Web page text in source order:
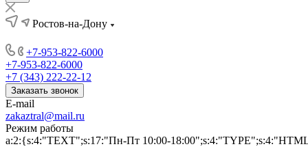
Ростов-на-Дону
+7-953-822-6000
+7-953-822-6000
+7 (343) 222-22-12
Заказать звонок
E-mail
zakaztral@mail.ru
Режим работы
a:2:{s:4:"TEXT";s:17:"Пн-Пт 10:00-